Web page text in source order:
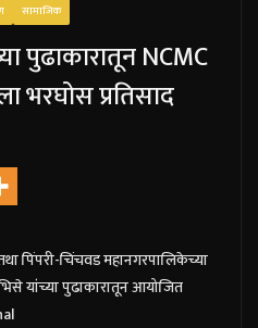
सामाजिक
पुढाकारातून NCMC
भरघोस प्रतिसाद
पिंपरी-चिंचवड महानगरपालिकेच्या
यांच्या पुढाकारातून आयोजित